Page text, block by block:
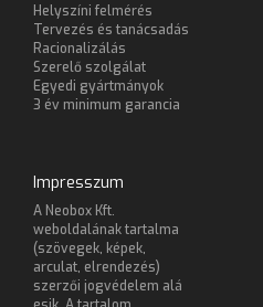
Helyszíni felmérés
Tervezés és tanácsadás
Racionalizálás
Szerelő szolgálat
Egyedi gyártmányok
3 év minimum garancia
Impresszum
A Neobox Kft.
weboldalának tartalma
(szövegek, képek,
arculat, elrendezés)
szerzői jogvédelem alá